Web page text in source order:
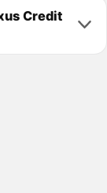
Credit